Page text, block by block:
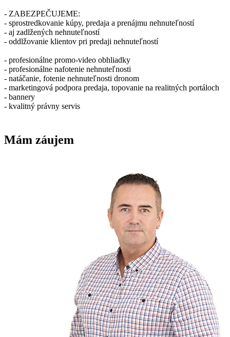
- ZABEZPEČUJEME:
- sprostredkovanie kúpy, predaja a prenájmu nehnuteľností
- aj zadlžených nehnuteľností
- oddlžovanie klientov pri predaji nehnuteľností
- profesionálne promo-video obhliadky
- profesionálne nafotenie nehnuteľnosti
- natáčanie, fotenie nehnuteľnosti dronom
- marketingová podpora predaja, topovanie na realitných portáloch
- bannery
- kvalitný právny servis
Mám záujem